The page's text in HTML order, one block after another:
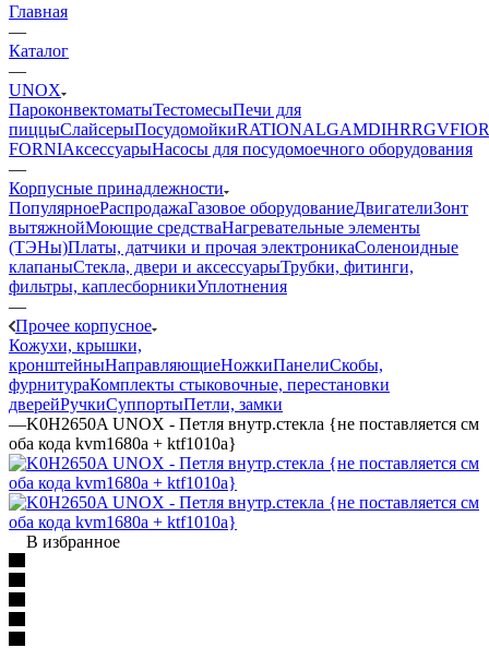
Главная
—
Каталог
—
UNOX
ПароконвектоматыТестомесыПечи для
пиццыСлайсерыПосудомойкиRATIONALGAMDIHRRGV
FORNIАксессуарыНасосы для посудомоечного оборудования
—
Корпусные принадлежности
ПопулярноеРаспродажаГазовое оборудованиеДвигателиЗонт
вытяжнойМоющие средстваНагревательные элементы
(ТЭНы)Платы, датчики и прочая электроникаСоленоидные
клапаныСтекла, двери и аксессуарыТрубки, фитинги,
фильтры, каплесборникиУплотнения
—
Прочее корпусное
Кожухи, крышки,
кронштейныНаправляющиеНожкиПанелиCкобы,
фурнитураКомплекты стыковочные, перестановки
дверейРучкиСуппортыПетли, замки
—K0H2650A UNOX - Петля внутр.стекла {не поставляется см
оба кода kvm1680a + ktf1010a}
В избранное